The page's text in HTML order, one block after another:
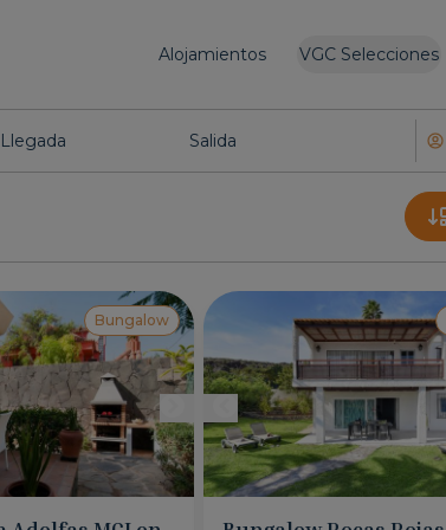
VGC Selecciones
Alojamientos
Bungalow